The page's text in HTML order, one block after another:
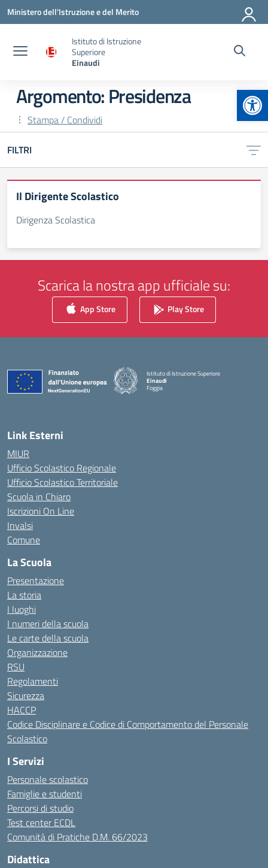
Vai ai contenuti
Vai al menu di navigazione
Vai al footer
Ministero dell'Istruzione e del Merito
Istituto di Istruzione
Superiore
Einaudi
Argomento: Presidenza
Stampa / Condividi
FILTRI
Il Dirigente Scolastico
Dirigenza Scolastica
Scarica la nostra app ufficiale su:
App Store Play Store
Istituto di Istruzione Superiore
Einaudi
Foggia
— Visita la pagina iniziale della scuola
Link Esterni
MIUR
Ufficio Scolastico Regionale
Ufficio Scolastico Territoriale
Scuola in Chiaro
Iscrizioni On Line
Invalsi
Comune
La Scuola
Presentazione
La storia
I luoghi
I numeri della scuola
Le carte della scuola
Organizzazione
RSU
Regolamenti
Sicurezza
HACCP
Codice Disciplinare e Codice di Comportamento del Personale
Scolastico
I Servizi
Personale scolastico
Famiglie e studenti
Percorsi di studio
Test center ECDL
Comunità di Pratiche D.M. 66/2023
Didattica